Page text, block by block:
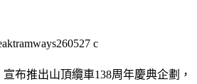
布推出山頂纜車138周年慶典企劃，